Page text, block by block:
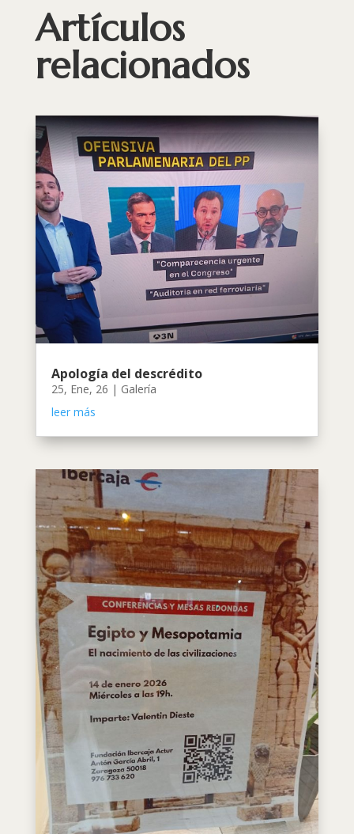
Artículos
relacionados
Apología del descrédito
25, Ene, 26 | Galería
leer más